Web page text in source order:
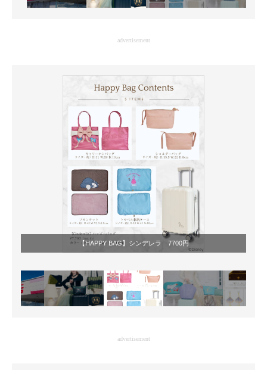
advertisement
【HAPPY BAG】シンデレラ 7700円
advertisement